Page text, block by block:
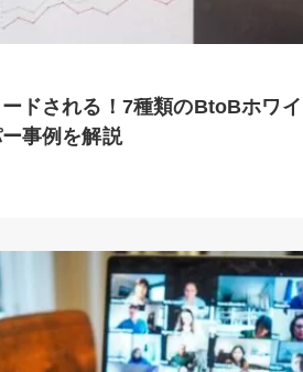
ドされる！7種類のBtoBホワイ
ー事例を解説